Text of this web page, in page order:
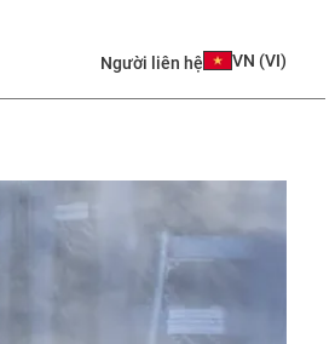
Người liên hệ VN (VI)